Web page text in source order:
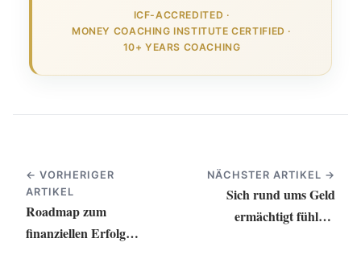
ICF-ACCREDITED ·
MONEY COACHING INSTITUTE CERTIFIED ·
10+ YEARS COACHING
← VORHERIGER
ARTIKEL
Roadmap zum
finanziellen Erfolg
NÄCHSTER ARTIKEL →
Sich rund ums Geld
ermächtigt fühlen: